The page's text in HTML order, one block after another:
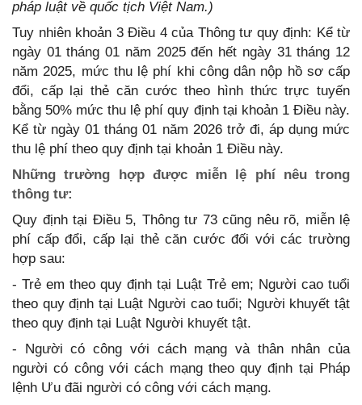
pháp luật về quốc tịch Việt Nam.)
Tuy nhiên khoản 3 Điều 4 của Thông tư quy định: Kể từ
ngày 01 tháng 01 năm 2025 đến hết ngày 31 tháng 12
năm 2025, mức thu lệ phí khi công dân nộp hồ sơ cấp
đổi, cấp lại thẻ căn cước theo hình thức trực tuyến
bằng 50% mức thu lệ phí quy định tại khoản 1 Điều này.
Kể từ ngày 01 tháng 01 năm 2026 trở đi, áp dụng mức
thu lệ phí theo quy định tại khoản 1 Điều này.
Những trường hợp được miễn lệ phí nêu trong
thông tư:
Quy định tại Điều 5, Thông tư 73 cũng nêu rõ, miễn lệ
phí cấp đổi, cấp lại thẻ căn cước đối với các trường
hợp sau:
- Trẻ em theo quy định tại Luật Trẻ em; Người cao tuổi
theo quy định tại Luật Người cao tuổi; Người khuyết tật
theo quy định tại Luật Người khuyết tật.
- Người có công với cách mạng và thân nhân của
người có công với cách mạng theo quy định tại Pháp
lệnh Ưu đãi người có công với cách mạng.